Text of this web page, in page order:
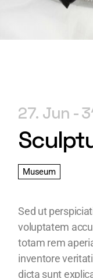
27. Jun
Museum
Sed ut
voluptatem
totam rem
inventore
dicta sunt